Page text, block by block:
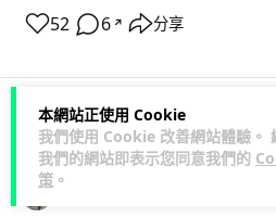
本網站正使用 Cookie
我們使用 Cookie 改善網站體驗。
我們的網站即表示您同意我們的
策 。
52 6 ↗ 分享
科技娛樂 遊戲情報
Lawton